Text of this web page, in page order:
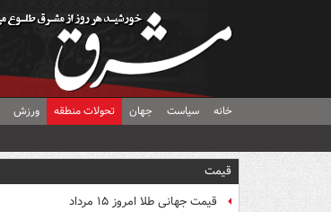
خانه سیاست جهان تحولات منطقه ورزش
قیمت
قیمت جهانی طلا امروز ۱۵ مرداد